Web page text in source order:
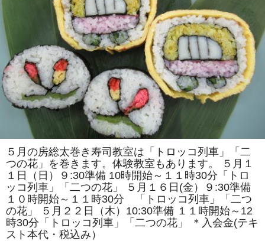
マ
ン
風」
「ス
ズ
ラ
ン」
を
巻
き
験
教
室
も
あ
り
ま
す。
は
５月の房総太巻き寿司教室は「トロッコ列車」「二
つの花」を巻きます。体験教室もあります。 ５月１
１日（日）９:30準備 10時開始～１１時30分「トロ
ッコ列車」「二つの花」 ５月１６日(金）９:30準備
１０時開始～１１時30分 「トロッコ列車」「二つ
の花」 ５月２２日（木）10:30準備 １１時開始～12
時30分「トロッコ列車」「二つの花」 ＊入会金(テキ
スト本代・税込み）